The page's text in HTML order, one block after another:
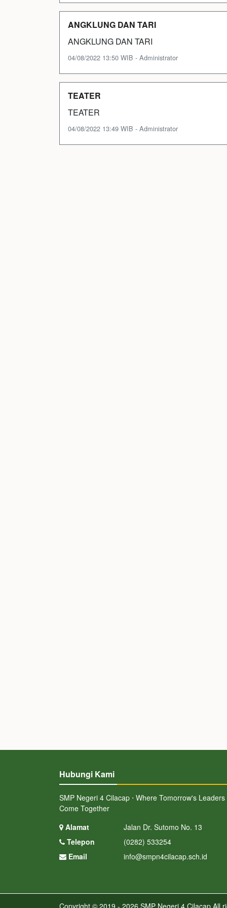
ANGKLUNG DAN TARI
ANGKLUNG DAN TARI
04/08/2022 13:50 WIB - Administrator
TEATER
TEATER
04/08/2022 13:49 WIB - Administrator
Hubungi Kami
SMP Negeri 4 Cilacap ⋅ Where Tomorrow's Leaders
Come Together
Alamat
Jalan Dr. Sutomo No. 13
Telepon
(0282) 533254
Email
info@smpn4cilacap.sch.id